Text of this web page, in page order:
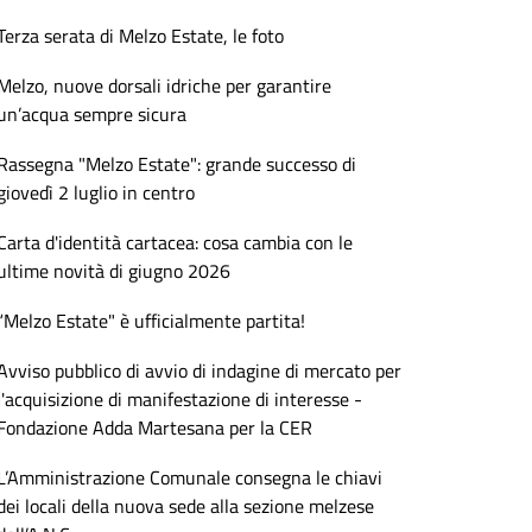
serata di Melzo Estate, le foto
nuove dorsali idriche per garantire
sempre sicura
"Melzo Estate": grande successo di
2 luglio in centro
d'identità cartacea: cosa cambia con le
novità di giugno 2026
Estate" è ufficialmente partita!
pubblico di avvio di indagine di mercato per
di manifestazione di interesse -
Adda Martesana per la CER
Comunale consegna le chiavi
locali della nuova sede alla sezione melzese